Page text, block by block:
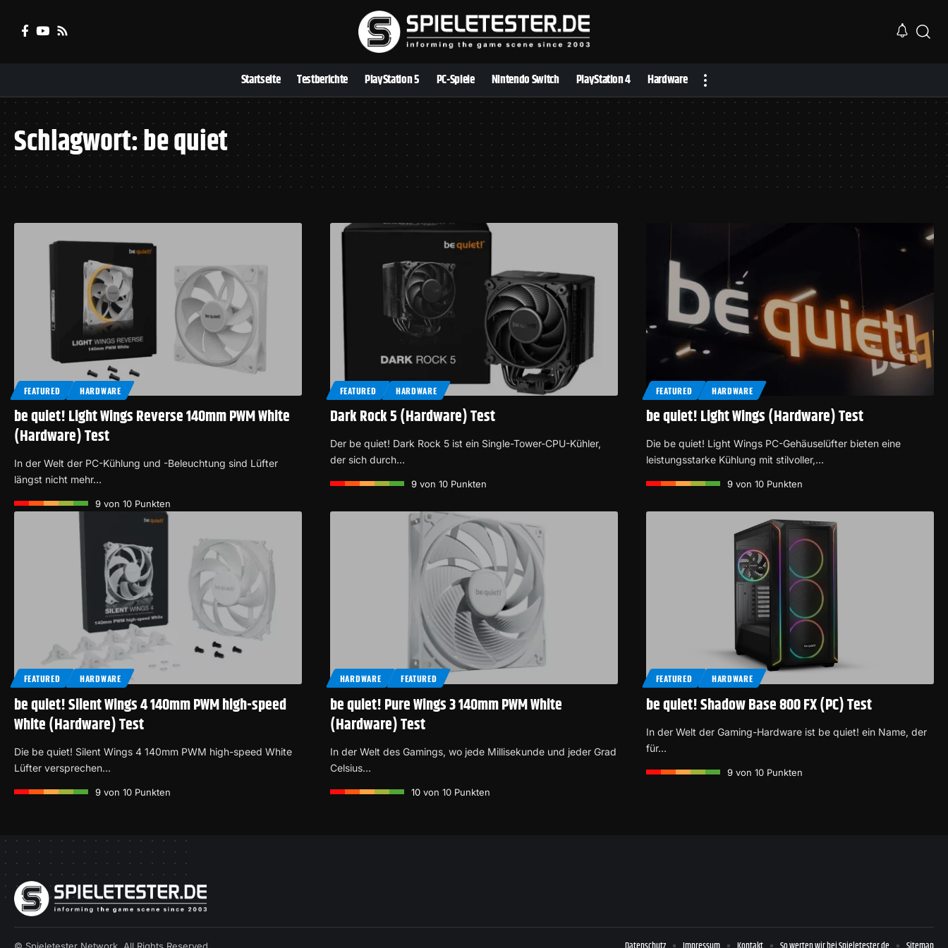
Startseite Testberichte PlayStation 5 PC-Spiele Nintendo Switch PlayStation 4 Hardware
Schlagwort:be quiet
FEATURED HARDWARE
be quiet! Light Wings Reverse 140mm PWM White
(Hardware) Test
In der Welt der PC-Kühlung und -Beleuchtung sind Lüfter
längst nicht mehr…
9 von 10 Punkten
FEATURED HARDWARE
Dark Rock 5 (Hardware) Test
Der be quiet! Dark Rock 5 ist ein Single-Tower-CPU-Kühler,
der sich durch…
9von 10 Punkten
FEATURED HARDWARE
be quiet! Light Wings (Hardware) Test
Die be quiet! Light Wings PC-Gehäuselüfter bieten eine
leistungsstarke Kühlung mit stilvoller,…
9von 10 Punkten
FEATURED HARDWARE
be quiet! Silent Wings 4 140mm PWM high-speed
White (Hardware) Test
Die be quiet! Silent Wings 4 140mm PWM high-speed White
Lüfter versprechen…
9 von 10 Punkten
HARDWARE FEATURED
be quiet! Pure Wings 3 140mm PWM White
(Hardware) Test
In der Welt des Gamings, wo jede Millisekunde und jeder Grad
Celsius…
10von 10 Punkten
FEATURED HARDWARE
be quiet! Shadow Base 800 FX (PC) Test
In der Welt der Gaming-Hardware ist be quiet! ein Name, der
für…
9von 10 Punkten
© Spieletester Network. All Rights Reserved.